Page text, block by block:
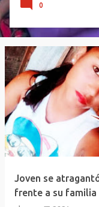
0
Joven se
frente a su familia